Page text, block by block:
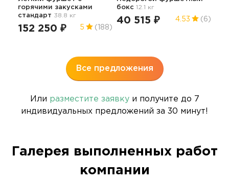
горячими закусками
стандарт 38.8 кг
152 250 ₽ 5 (188)
бокс 12.1 кг
40 515 ₽ 4.53 (6)
Все предложения
Или разместите заявкуи получите до 7
индивидуальных предложений за 30 минут!
Галерея выполненных работ
компании